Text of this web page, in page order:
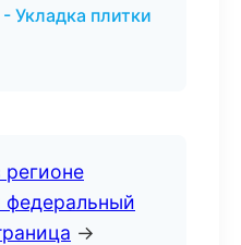
Укладка плитки
→